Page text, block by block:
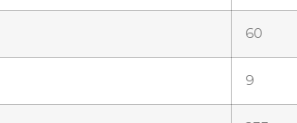
60
9